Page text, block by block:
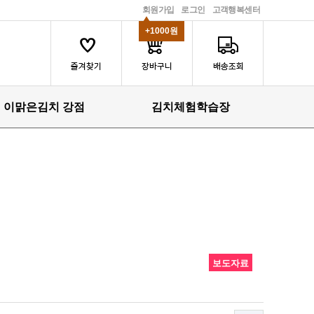
고객행복센터
로그인
회원가입
+1000원
이맑은김치 강점 김치체험학습장
보도자료